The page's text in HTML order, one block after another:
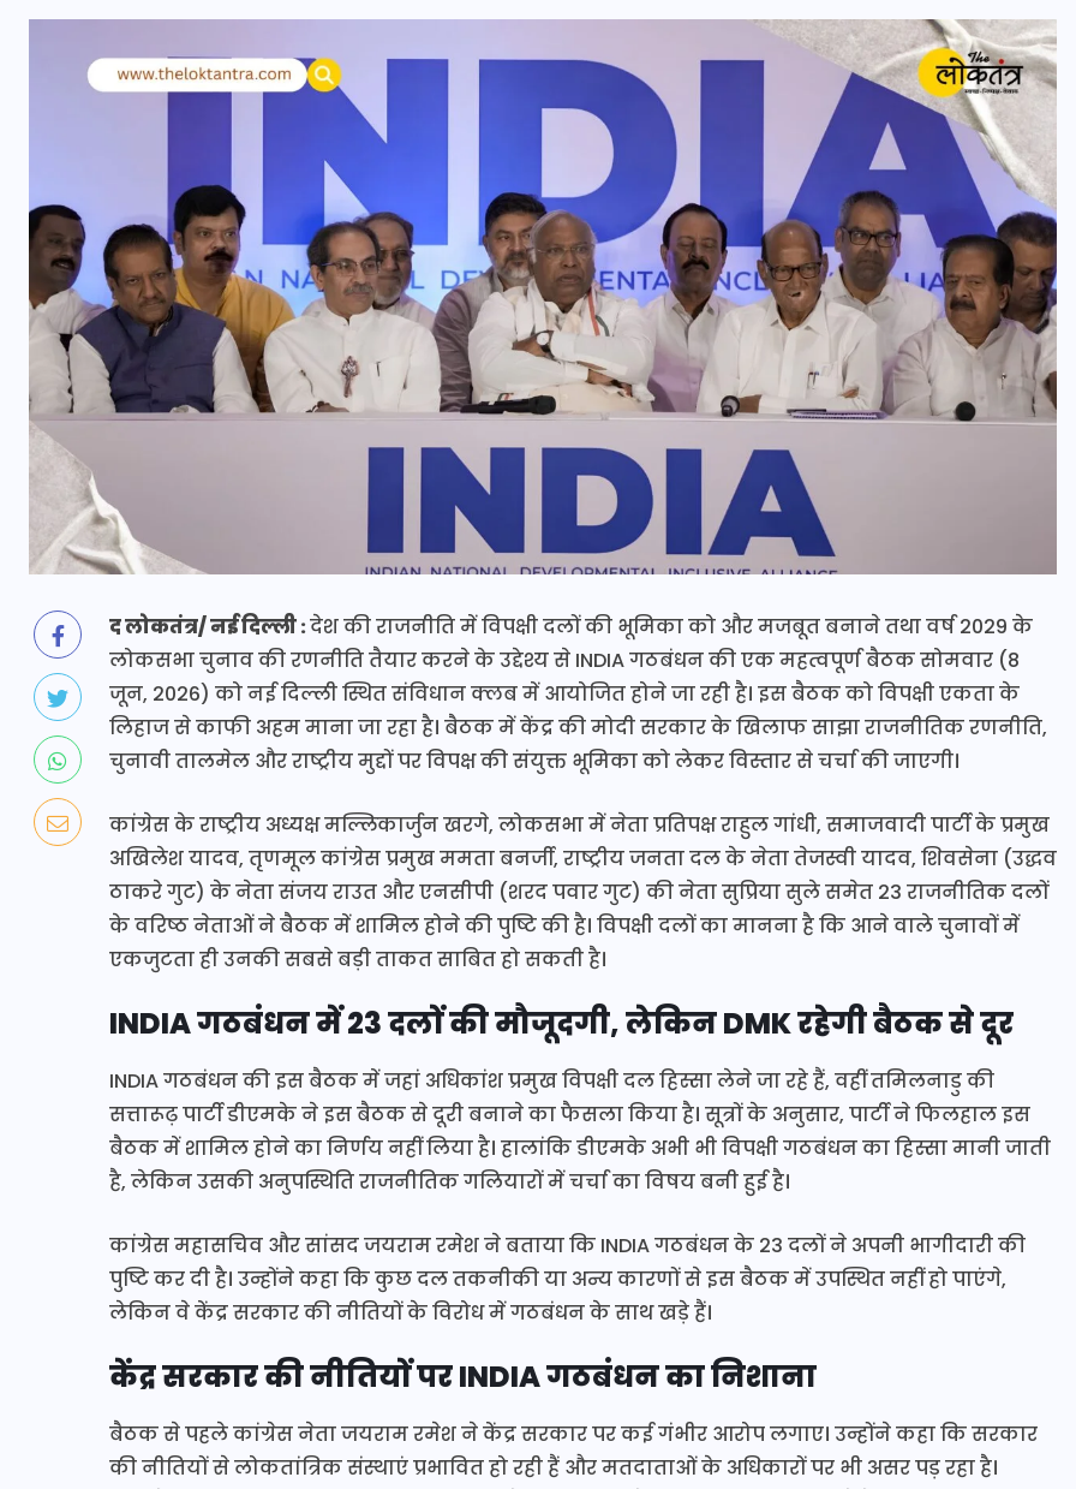
द लोकतंत्र/ नई दिल्ली :देश की राजनीति में विपक्षी दलों की भूमिका को और मजबूत बनाने तथा वर्ष 2029 के
लोकसभा चुनाव की रणनीति तैयार करने के उद्देश्य से INDIA गठबंधन की एक महत्वपूर्ण बैठक सोमवार (8
जून, 2026) को नई दिल्ली स्थित संविधान क्लब में आयोजित होने जा रही है। इस बैठक को विपक्षी एकता के
लिहाज से काफी अहम माना जा रहा है। बैठक में केंद्र की मोदी सरकार के खिलाफ साझा राजनीतिक रणनीति,
चुनावी तालमेल और राष्ट्रीय मुद्दों पर विपक्ष की संयुक्त भूमिका को लेकर विस्तार से चर्चा की जाएगी।
कांग्रेस के राष्ट्रीय अध्यक्ष मल्लिकार्जुन खरगे, लोकसभा में नेता प्रतिपक्ष राहुल गांधी, समाजवादी पार्टी के प्रमुख
अखिलेश यादव, तृणमूल कांग्रेस प्रमुख ममता बनर्जी, राष्ट्रीय जनता दल के नेता तेजस्वी यादव, शिवसेना (उद्धव
ठाकरे गुट) के नेता संजय राउत और एनसीपी (शरद पवार गुट) की नेता सुप्रिया सुले समेत 23 राजनीतिक दलों
के वरिष्ठ नेताओं ने बैठक में शामिल होने की पुष्टि की है। विपक्षी दलों का मानना है कि आने वाले चुनावों में
एकजुटता ही उनकी सबसे बड़ी ताकत साबित हो सकती है।
INDIA गठबंधन में 23 दलों की मौजूदगी, लेकिन DMK रहेगी बैठक से दूर
INDIA गठबंधन की इस बैठक में जहां अधिकांश प्रमुख विपक्षी दल हिस्सा लेने जा रहे हैं, वहीं तमिलनाडु की
सत्तारूढ़ पार्टी डीएमके ने इस बैठक से दूरी बनाने का फैसला किया है। सूत्रों के अनुसार, पार्टी ने फिलहाल इस
बैठक में शामिल होने का निर्णय नहीं लिया है। हालांकि डीएमके अभी भी विपक्षी गठबंधन का हिस्सा मानी जाती
है, लेकिन उसकी अनुपस्थिति राजनीतिक गलियारों में चर्चा का विषय बनी हुई है।
कांग्रेस महासचिव और सांसद जयराम रमेश ने बताया कि INDIA गठबंधन के 23 दलों ने अपनी भागीदारी की
पुष्टि कर दी है। उन्होंने कहा कि कुछ दल तकनीकी या अन्य कारणों से इस बैठक में उपस्थित नहीं हो पाएंगे,
लेकिन वे केंद्र सरकार की नीतियों के विरोध में गठबंधन के साथ खड़े हैं।
केंद्र सरकार की नीतियों पर INDIA गठबंधन का निशाना
बैठक से पहले कांग्रेस नेता जयराम रमेश ने केंद्र सरकार पर कई गंभीर आरोप लगाए। उन्होंने कहा कि सरकार
की नीतियों से लोकतांत्रिक संस्थाएं प्रभावित हो रही हैं और मतदाताओं के अधिकारों पर भी असर पड़ रहा है।